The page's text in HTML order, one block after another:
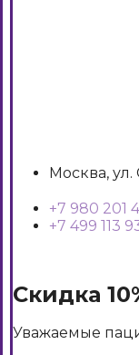
Москва,
+7 980 201
+7 499 113
Скидка
Уважаемые